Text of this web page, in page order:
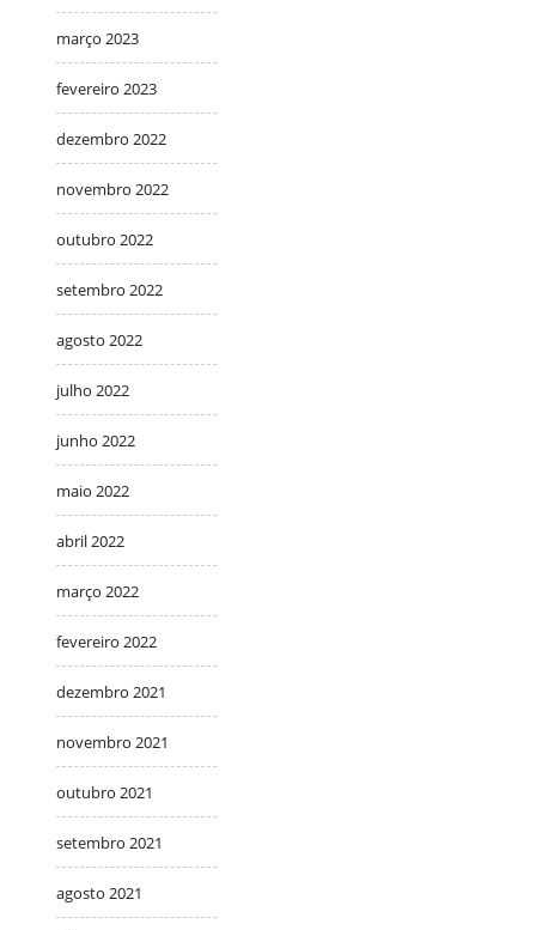
março 2023
fevereiro 2023
dezembro 2022
novembro 2022
outubro 2022
setembro 2022
agosto 2022
julho 2022
junho 2022
maio 2022
abril 2022
março 2022
fevereiro 2022
dezembro 2021
novembro 2021
outubro 2021
setembro 2021
agosto 2021